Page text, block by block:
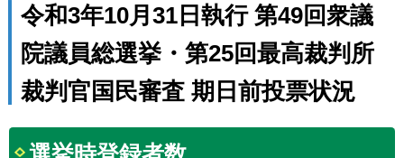
令和3年10月31日執行 第49回衆議
院議員総選挙・第25回最高裁判所
裁判官国民審査 期日前投票状況